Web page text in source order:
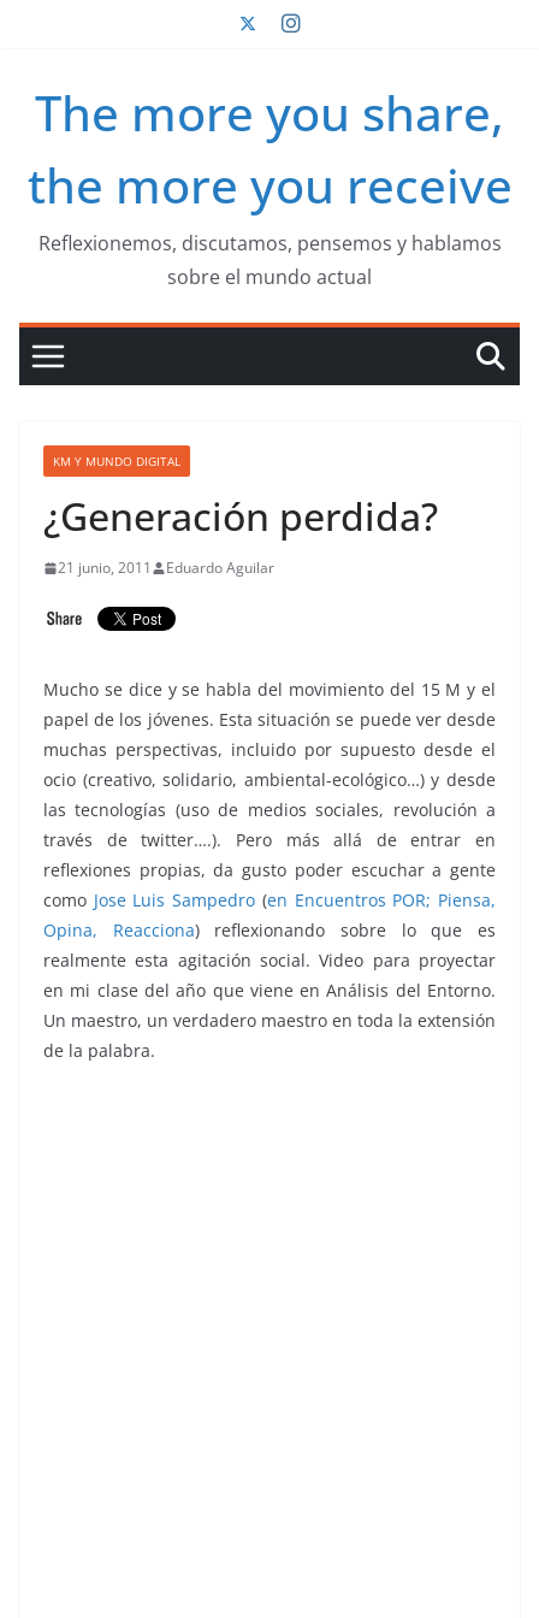
The more you share,
the more you receive
Reflexionemos, discutamos, pensemos y hablamos
sobre el mundo actual
KM Y MUNDO DIGITAL
¿Generación perdida?
21 junio, 2011 Eduardo Aguilar
Mucho se dice y se habla del movimiento del 15 M y el
papel de los jóvenes. Esta situación se puede ver desde
muchas perspectivas, incluido por supuesto desde el
ocio (creativo, solidario, ambiental-ecológico…) y desde
las tecnologías (uso de medios sociales, revolución a
través de twitter….). Pero más allá de entrar en
reflexiones propias, da gusto poder escuchar a gente
como Jose Luis Sampedro (en Encuentros POR; Piensa,
Opina, Reacciona) reflexionando sobre lo que es
realmente esta agitación social. Video para proyectar
en mi clase del año que viene en Análisis del Entorno.
Un maestro, un verdadero maestro en toda la extensión
de la palabra.